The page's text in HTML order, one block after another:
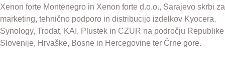
Xenon forte Montenegro in Xenon forte d.o.o., Sarajevo skrbi za
marketing, tehnično podporo in distribucijo izdelkov Kyocera,
Synology, Trodat, KAI, Plustek in CZUR na področju Republike
Slovenije, Hrvaške, Bosne in Hercegovine ter Črne gore.